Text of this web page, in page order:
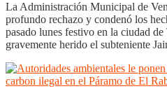
La Administración Municipal de
profundo rechazo y condenó los
pasado lunes festivo en la ciudad
gravemente herido el subteniente